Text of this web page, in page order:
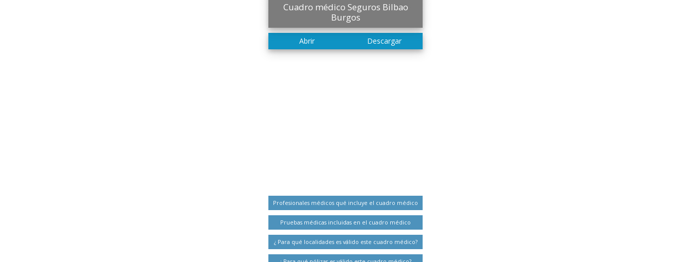
Cuadro médico Seguros Bilbao
Burgos
Profesionales médicos qué incluye el cuadro médico
Pruebas médicas incluidas en el cuadro médico
¿ Para qué localidades es válido este cuadro médico?